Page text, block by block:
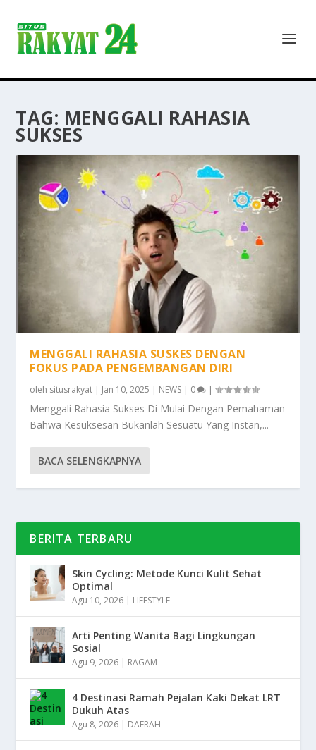
TAG: MENGGALI RAHASIA
SUKSES
MENGGALI RAHASIA SUSKES DENGAN
FOKUS PADA PENGEMBANGAN DIRI
oleh situsrakyat | Jan 10, 2025 | NEWS | 0 |
Menggali Rahasia Sukses Di Mulai Dengan Pemahaman
Bahwa Kesuksesan Bukanlah Sesuatu Yang Instan,...
BACA SELENGKAPNYA
BERITA TERBARU
Skin Cycling: Metode Kunci Kulit Sehat
Optimal
Agu 10, 2026 | LIFESTYLE
Arti Penting Wanita Bagi Lingkungan
Sosial
Agu 9, 2026 | RAGAM
4 Destinasi Ramah Pejalan Kaki Dekat LRT
Dukuh Atas
Agu 8, 2026 | DAERAH